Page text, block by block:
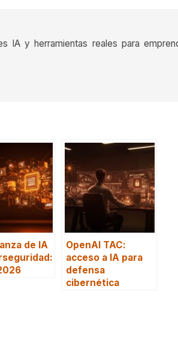
IA y herramientas reales para
de IA
OpenAI TAC:
acceso a IA para
defensa
cibernética